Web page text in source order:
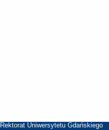
Rektorat Uniwersytetu Gdańskiego